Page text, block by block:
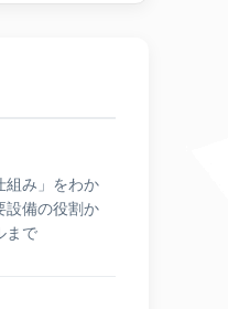
組み」をわか
設備の役割か
まで